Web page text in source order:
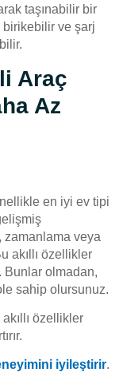
taşınabilir bir
birikebilir ve şarj
Araç
Az
en iyi ev tipi
zamanlama veya
akıllı özellikler
Bunlar olmadan,
sahip olursunuz.
özellikler
iyileştirir.